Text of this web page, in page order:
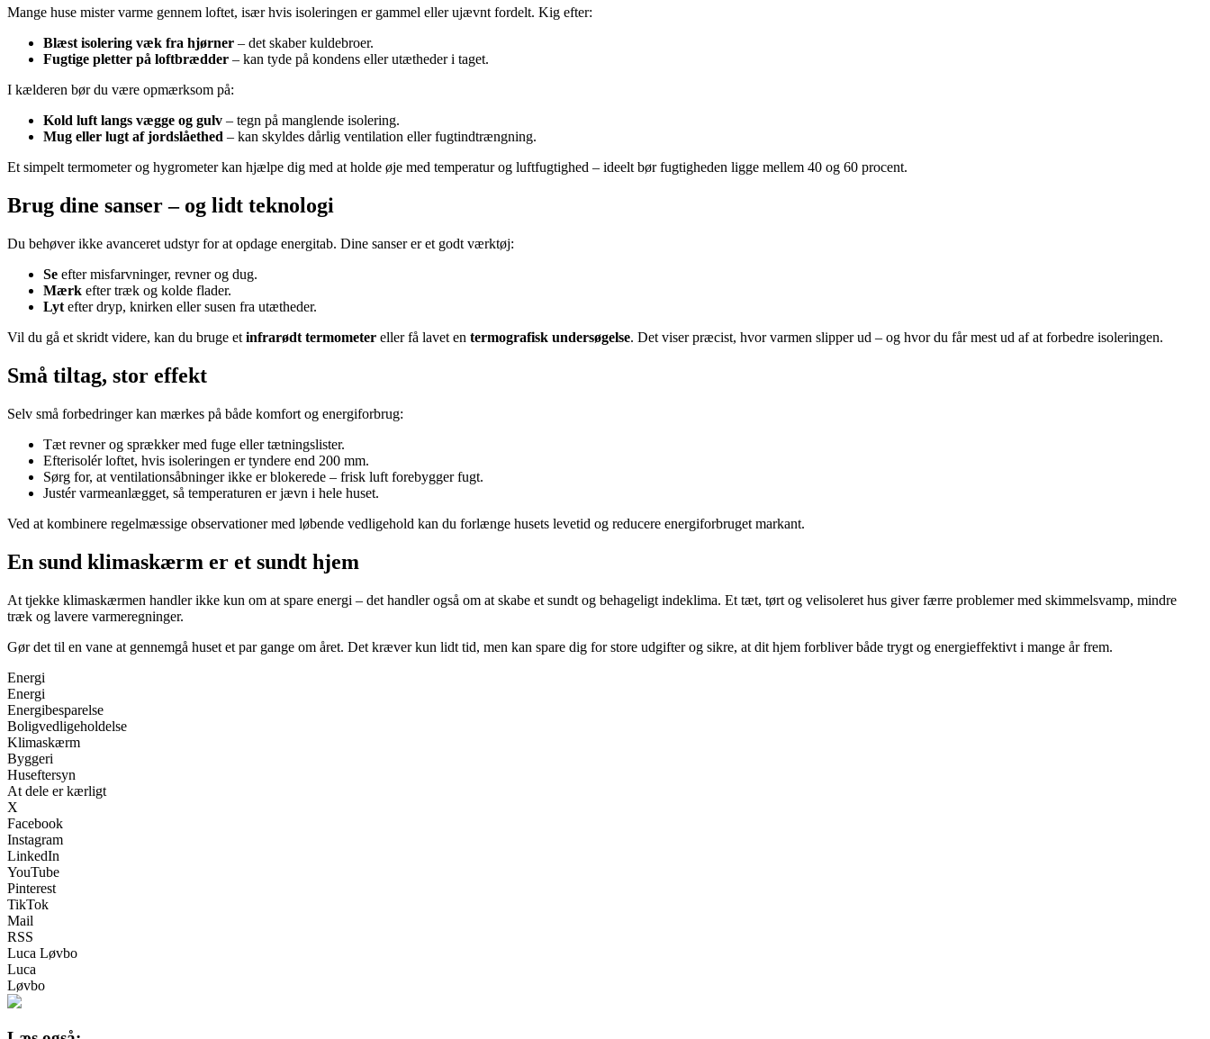
Mange huse mister varme gennem loftet, især hvis isoleringen er gammel eller ujævnt fordelt. Kig efter:
Blæst isolering væk fra hjørner – det skaber kuldebroer.
Fugtige pletter på loftbrædder – kan tyde på kondens eller utætheder i taget.
I kælderen bør du være opmærksom på:
Kold luft langs vægge og gulv – tegn på manglende isolering.
Mug eller lugt af jordslåethed – kan skyldes dårlig ventilation eller fugtindtrængning.
Et simpelt termometer og hygrometer kan hjælpe dig med at holde øje med temperatur og luftfugtighed – ideelt bør fugtigheden ligge mellem 40 og 60 procent.
Brug dine sanser – og lidt teknologi
Du behøver ikke avanceret udstyr for at opdage energitab. Dine sanser er et godt værktøj:
Se efter misfarvninger, revner og dug.
Mærk efter træk og kolde flader.
Lyt efter dryp, knirken eller susen fra utætheder.
Vil du gå et skridt videre, kan du bruge et infrarødt termometer eller få lavet en termografisk undersøgelse. Det viser præcist, hvor varmen slipper ud – og hvor du får mest ud af at forbedre isoleringen.
Små tiltag, stor effekt
Selv små forbedringer kan mærkes på både komfort og energiforbrug:
Tæt revner og sprækker med fuge eller tætningslister.
Efterisolér loftet, hvis isoleringen er tyndere end 200 mm.
Sørg for, at ventilationsåbninger ikke er blokerede – frisk luft forebygger fugt.
Justér varmeanlægget, så temperaturen er jævn i hele huset.
Ved at kombinere regelmæssige observationer med løbende vedligehold kan du forlænge husets levetid og reducere energiforbruget markant.
En sund klimaskærm er et sundt hjem
At tjekke klimaskærmen handler ikke kun om at spare energi – det handler også om at skabe et sundt og behageligt indeklima. Et tæt, tørt og velisoleret hus giver færre problemer med skimmelsvamp, mindre
træk og lavere varmeregninger.
Gør det til en vane at gennemgå huset et par gange om året. Det kræver kun lidt tid, men kan spare dig for store udgifter og sikre, at dit hjem forbliver både trygt og energieffektivt i mange år frem.
Energi
Energi
Energibesparelse
Boligvedligeholdelse
Klimaskærm
Byggeri
Huseftersyn
At dele er kærligt
X
Facebook
Instagram
LinkedIn
YouTube
Pinterest
TikTok
Mail
RSS
Luca Løvbo
Luca
Løvbo